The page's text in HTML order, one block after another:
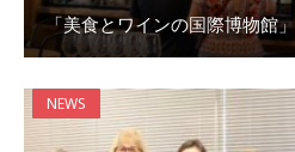
「美食とワインの国際博物館
NEWS